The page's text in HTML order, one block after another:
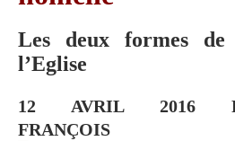
Les deux formes de
l’Eglise
12 AVRIL 2016
FRANÇOIS